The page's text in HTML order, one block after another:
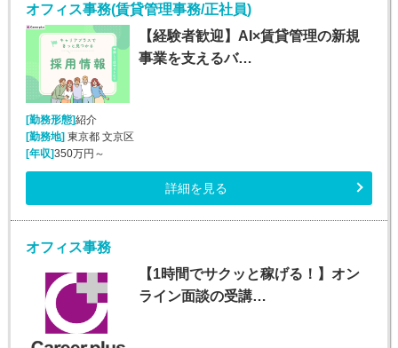
オフィス事務(賃貸管理事務/正社員)
【経験者歓迎】AI×賃貸管理の新規
事業を支えるバ…
[勤務形態]紹介
[勤務地]東京都 文京区
[年収]350万円～
詳細を見る
オフィス事務
【1時間でサクッと稼げる！】オン
ライン面談の受講…